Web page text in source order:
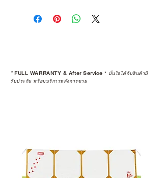
*FULL WARRANTY & After Service * มั่นใจได้กับสินค้ามี
รับประกัน พร้อมบริการหลังการขาย